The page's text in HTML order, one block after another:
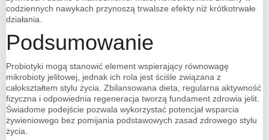
codziennych nawykach przynoszą trwalsze efekty niż krótkotrwałe
działania.
Podsumowanie
Probiotyki mogą stanowić element wspierający równowagę
mikrobioty jelitowej, jednak ich rola jest ściśle związana z
całokształtem stylu życia. Zbilansowana dieta, regularna aktywność
fizyczna i odpowiednia regeneracja tworzą fundament zdrowia jelit.
Świadome podejście pozwala wykorzystać potencjał wsparcia
żywieniowego bez pomijania podstawowych zasad zdrowego stylu
życia.